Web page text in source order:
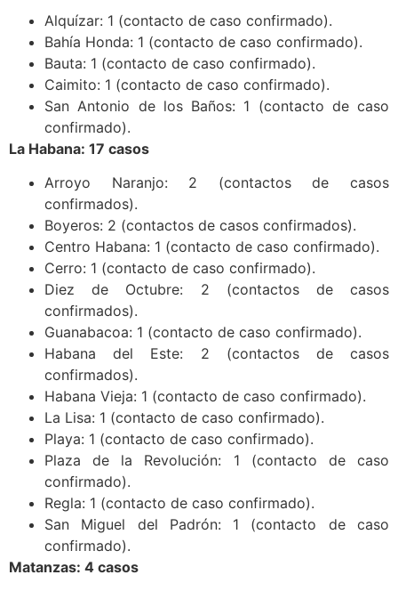
Alquízar: 1 (contacto de caso confirmado).
Bahía Honda: 1 (contacto de caso confirmado).
Bauta: 1 (contacto de caso confirmado).
Caimito: 1 (contacto de caso confirmado).
San Antonio de los Baños: 1 (contacto de caso
confirmado).
La Habana: 17 casos
Arroyo Naranjo: 2 (contactos de casos
confirmados).
Boyeros: 2 (contactos de casos confirmados).
Centro Habana: 1 (contacto de caso confirmado).
Cerro: 1 (contacto de caso confirmado).
Diez de Octubre: 2 (contactos de casos
confirmados).
Guanabacoa: 1 (contacto de caso confirmado).
Habana del Este: 2 (contactos de casos
confirmados).
Habana Vieja: 1 (contacto de caso confirmado).
La Lisa: 1 (contacto de caso confirmado).
Playa: 1 (contacto de caso confirmado).
Plaza de la Revolución: 1 (contacto de caso
confirmado).
Regla: 1 (contacto de caso confirmado).
San Miguel del Padrón: 1 (contacto de caso
confirmado).
Matanzas: 4 casos